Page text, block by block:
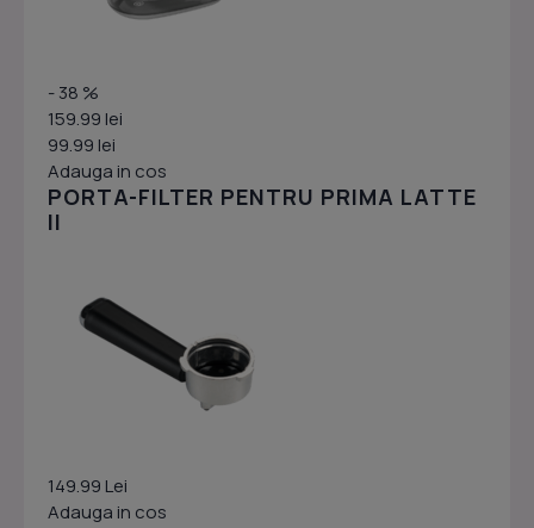
- 38 %
159.99 lei
99.99 lei
Adauga in cos
PORTA-FILTER PENTRU PRIMA LATTE
II
149.99 Lei
Adauga in cos